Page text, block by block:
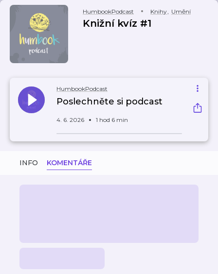
HumbookPodcast Knihy, Umění
Knižní kvíz #1
HumbookPodcast
Poslechněte si podcast
4. 6. 2026 1 hod 6 min
INFO KOMENTÁŘE